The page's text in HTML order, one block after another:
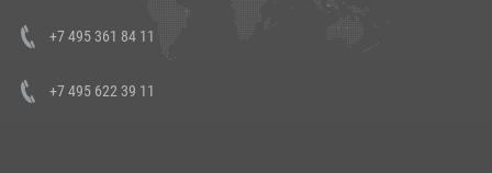
представителя Президента Российской Федерации в Северо-
Кавказском федеральном округе Виталием Кузнецовым
+7 495 361 84 11
+7 495 622 39 11